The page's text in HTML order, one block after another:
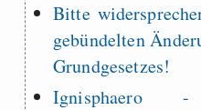
Bitte
gebündelten
Grundgesetzes!
Ignisphaero